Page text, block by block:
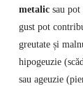
metalicsau pot
gust pot
greutate și
hipogeuzie
sau ageuzie